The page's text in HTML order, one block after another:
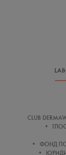
CLUB
ФОНД ПО